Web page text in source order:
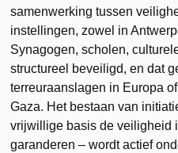
samenwerking tussen
instellingen, zowel in
Synagogen, scholen,
structureel beveiligd, en dat
terreuraanslagen in Europa
Gaza. Het bestaan van
vrijwillige basis de veiligheid
garanderen – wordt actief